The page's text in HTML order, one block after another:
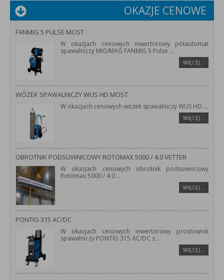
OKAZJE CENOWE
FANMIG 5 PULSE MOST
W okazjach cenowych inwertorowy półautomat
spawalniczy MIG/MAG FANMIG 5 Pulse ...
WIĘCEJ…
WÓZEK SPAWALNICZY WUS HD MOST
W okazjach cenowych wózek spawalniczy WUS HD ...
WIĘCEJ…
OBROTNIK PODSUWNICOWY ROTOMAX 5000 / 4.0 VETTER
W okazjach cenowych obrotnik podsuwnicowy
Rotomax 5000 / 4.0 ...
WIĘCEJ…
PONTIG 315 AC/DC
W okazjach cenowych inwertorowy prostownik
spawalniczy PONTIG 315 AC/DC z ...
WIĘCEJ…